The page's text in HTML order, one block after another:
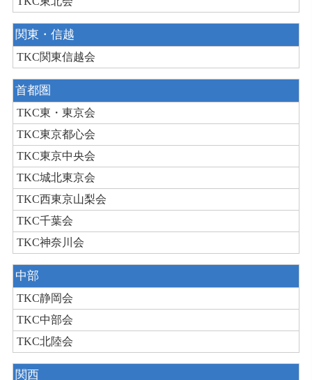
関東・信越
TKC関東信越会
首都圏
TKC東・東京会
TKC東京都心会
TKC東京中央会
TKC城北東京会
TKC西東京山梨会
TKC千葉会
TKC神奈川会
中部
TKC静岡会
TKC中部会
TKC北陸会
関西